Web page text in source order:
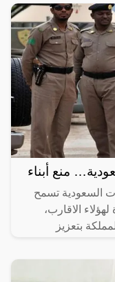
منع أبناء
السعودية تسمح
الاقارب،
بتعزيز